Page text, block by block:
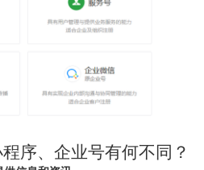
序、企业号有何不同？